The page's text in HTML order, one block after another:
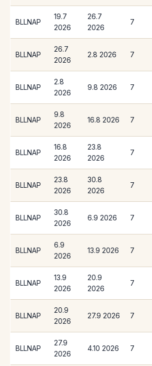
BLLNAP
19.7
2026
26.7
2026
7
BLLNAP
26.7
2026
2.8 2026 7
BLLNAP
2.8
2026
9.8 2026 7
BLLNAP
9.8
2026
16.8 2026 7
BLLNAP
16.8
2026
23.8
2026
7
BLLNAP
23.8
2026
30.8
2026
7
BLLNAP
30.8
2026
6.9 2026 7
BLLNAP
6.9
2026
13.9 2026 7
BLLNAP
13.9
2026
20.9
2026
7
BLLNAP
20.9
2026
27.9 2026 7
BLLNAP
27.9
2026
4.10 2026 7